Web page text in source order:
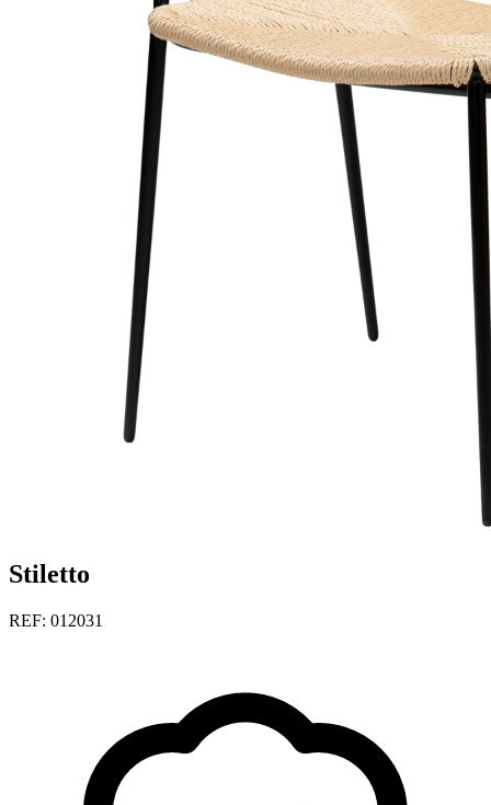
Stiletto
REF: 012031